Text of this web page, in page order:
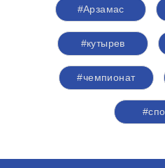
#Арзамас
#кутырев
#чемпионат